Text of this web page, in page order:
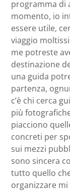
programma di
momento, io
essere utile,
viaggio
me potreste
destinazione
una guida
partenza,
c’è chi cerca
più
piacciono
concreti per
sui mezzi
sono sincera
tutto quello
organizzare